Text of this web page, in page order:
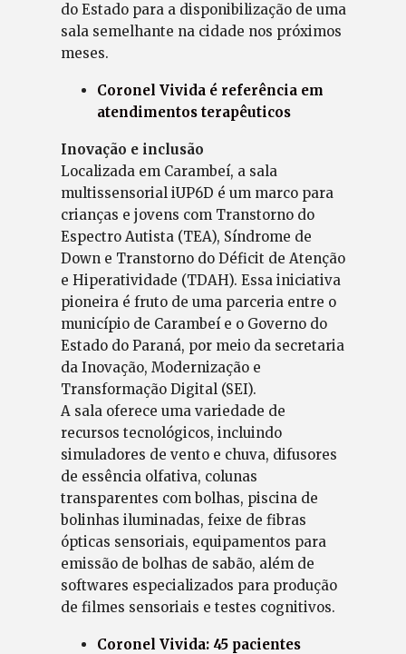
do Estado para a disponibilização de uma
sala semelhante na cidade nos próximos
meses.
Coronel Vivida é referência em
atendimentos terapêuticos
Inovação e inclusão
Localizada em Carambeí, a sala
multissensorial iUP6D é um marco para
crianças e jovens com Transtorno do
Espectro Autista (TEA), Síndrome de
Down e Transtorno do Déficit de Atenção
e Hiperatividade (TDAH). Essa iniciativa
pioneira é fruto de uma parceria entre o
município de Carambeí e o Governo do
Estado do Paraná, por meio da secretaria
da Inovação, Modernização e
Transformação Digital (SEI).
A sala oferece uma variedade de
recursos tecnológicos, incluindo
simuladores de vento e chuva, difusores
de essência olfativa, colunas
transparentes com bolhas, piscina de
bolinhas iluminadas, feixe de fibras
ópticas sensoriais, equipamentos para
emissão de bolhas de sabão, além de
softwares especializados para produção
de filmes sensoriais e testes cognitivos.
Coronel Vivida: 45 pacientes